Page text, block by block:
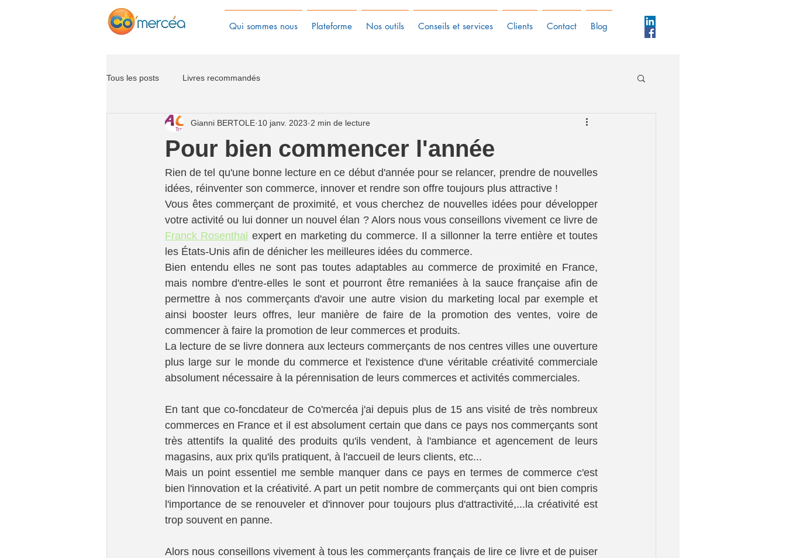
Qui sommes nous Plateforme Nos outils Conseils et services Clients Contact Blog
Tous les posts Livres recommandés
Pour bien commencer l'année
Gianni BERTOLE 10 janv. 2023 2 min de lecture
Rien de tel qu'une bonne lecture en ce début d'année pour se relancer, prendre de nouvelles
idées, réinventer son commerce, innover et rendre son offre toujours plus attractive !
Vous êtes commerçant de proximité, et vous cherchez de nouvelles idées pour développer
Franck Rosenthal expert en marketing du commerce. Il a sillonner la terre entière et toutes
les États-Unis afin de dénicher les meilleures idées du commerce.
Bien entendu elles ne sont pas toutes adaptables au commerce de proximité en France,
mais nombre d'entre-elles le sont et pourront être remaniées à la sauce française afin de
permettre à nos commerçants d'avoir une autre vision du marketing local par exemple et
ainsi booster leurs offres, leur manière de faire de la promotion des ventes, voire de
commencer à faire la promotion de leur commerces et produits.
La lecture de se livre donnera aux lecteurs commerçants de nos centres villes une ouverture
plus large sur le monde du commerce et l'existence d'une véritable créativité commerciale
absolument nécessaire à la pérennisation de leurs commerces et activités commerciales.
En tant que co-foncdateur de Co'mercéa j'ai depuis plus de 15 ans visité de très nombreux
commerces en France et il est absolument certain que dans ce pays nos commerçants sont
très attentifs la qualité des produits qu'ils vendent, à l'ambiance et agencement de leurs
magasins, aux prix qu'ils pratiquent, à l'accueil de leurs clients, etc...
Mais un point essentiel me semble manquer dans ce pays en termes de commerce c'est
bien l'innovation et la créativité. A part un petit nombre de commerçants qui ont bien compris
l'importance de se renouveler et d'innover pour toujours plus d'attractivité,...la créativité est
trop souvent en panne.
Alors nous conseillons vivement à tous les commerçants français de lire ce livre et de puiser